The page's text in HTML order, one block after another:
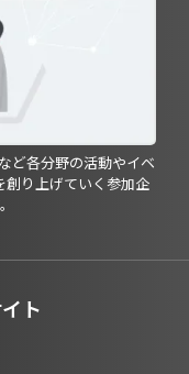
ど各分野の活動やイベ
創り上げていく参加企
ト